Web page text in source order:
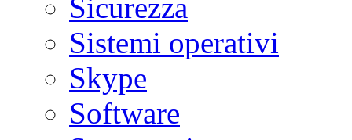
Sicurezza
Sistemi operativi
Skype
Software